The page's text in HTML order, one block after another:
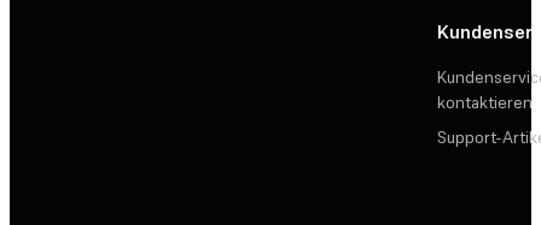
kontaktieren
Support-